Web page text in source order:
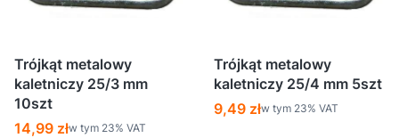
Trójkąt metalowy
kaletniczy 25/3 mm
10szt
Cena brutto
14,99 złw tym %s VAT
w tym 23% VAT
Trójkąt metalowy
kaletniczy 25/4 mm 5szt
Cena brutto
9,49 złw tym %s VAT
w tym 23% VAT